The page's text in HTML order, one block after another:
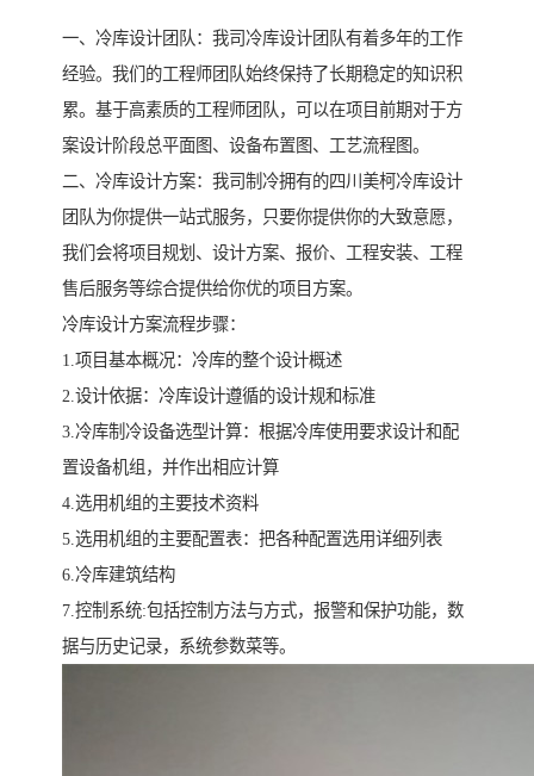
一、冷库设计团队：我司冷库设计团队有着多年的工作
经验。我们的工程师团队始终保持了长期稳定的知识积
累。基于高素质的工程师团队，可以在项目前期对于方
案设计阶段总平面图、设备布置图、工艺流程图。
二、冷库设计方案：我司制冷拥有的四川美柯冷库设计
团队为你提供一站式服务，只要你提供你的大致意愿，
我们会将项目规划、设计方案、报价、工程安装、工程
售后服务等综合提供给你优的项目方案。
冷库设计方案流程步骤：
1.项目基本概况：冷库的整个设计概述
2.设计依据：冷库设计遵循的设计规和标准
3.冷库制冷设备选型计算：根据冷库使用要求设计和配
置设备机组，并作出相应计算
4.选用机组的主要技术资料
5.选用机组的主要配置表：把各种配置选用详细列表
6.冷库建筑结构
7.控制系统:包括控制方法与方式，报警和保护功能，数
据与历史记录，系统参数菜等。